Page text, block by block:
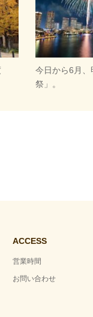
今日から6月、
祭」。
ACCESS
営業時間
お問い合わせ